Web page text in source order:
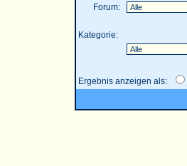
Forum:
Kategorie:
Ergebnis anzeigen als: